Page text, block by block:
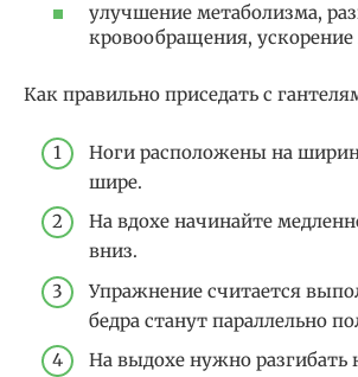
улучшение метаболизма,
кровообращения, ускорение
Как правильно приседать с
Ноги расположены на
шире.
На вдохе начинайте
вниз.
Упражнение считается
бедра станут параллельно
На выдохе нужно разгибать